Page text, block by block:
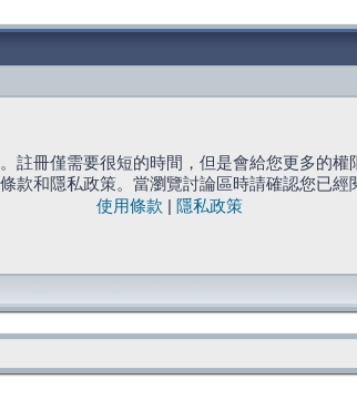
註冊僅需要很短的時間，但是會給您更多的權
款和隱私政策。當瀏覽討論區時請確認您已經
使用條款
隱私政策